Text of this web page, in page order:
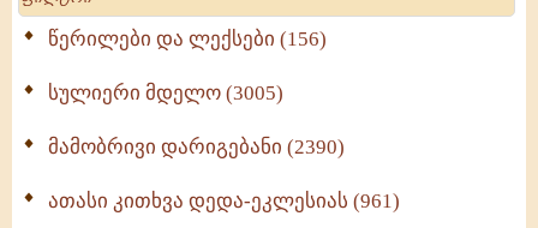
წერილები და ლექსები (156)
სულიერი მდელო (3005)
მამობრივი დარიგებანი (2390)
ათასი კითხვა დედა-ეკლესიას (961)